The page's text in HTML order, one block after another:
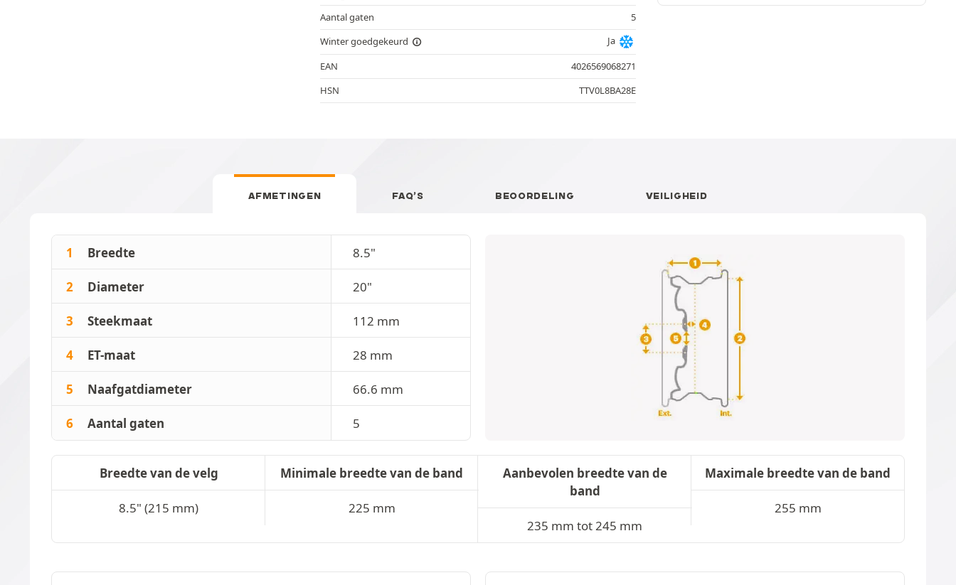
Aantal gaten
5
Winter goedgekeurd
Ja
EAN
4026569068271
HSN
TTV0L8BA28E
AFMETINGEN FAQ’S BEOORDELING VEILIGHEID
1 Breedte 8.5"
2 Diameter 20"
3 Steekmaat 112 mm
4 ET-maat 28 mm
5 Naafgatdiameter 66.6 mm
6 Aantal gaten 5
Breedte van de velg
8.5" (215 mm)
Minimale breedte van de band
225 mm
Aanbevolen breedte van de
band
235 mm tot 245 mm
Maximale breedte van de band
255 mm